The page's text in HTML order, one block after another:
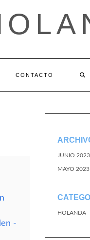
CONTACTO
-
JUNIO 2023
MAYO 2023
HOLANDA